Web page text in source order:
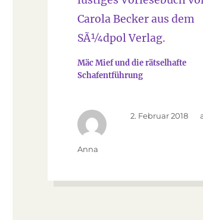
Mäc Mief und die rätselhafte
Schafentführung
Autor
Anna
Veröffentlicht
2. Februar 2018